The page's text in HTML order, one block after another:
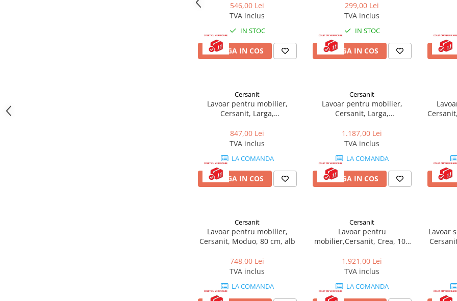
Usi culisante
546,00 Lei
TVA inclus
IN STOC
ADAUGA IN COS
299,00 Lei
TVA inclus
IN STOC
ADAUGA IN COS
Cersanit
Lavoar pentru mobilier,
Cersanit, Larga,
847,00 Lei
TVA inclus
LA COMANDA
ADAUGA IN COS
Cersanit
Lavoar pentru mobilier,
Cersanit, Larga,
1.187,00 Lei
TVA inclus
LA COMANDA
ADAUGA IN COS
Cersanit
Lavoar pentru mobilier,
Cersanit, Moduo, 80 cm, alb
748,00 Lei
TVA inclus
LA COMANDA
Cersanit
Lavoar pentru
mobilier,Cersanit, Crea, 100
1.921,00 Lei
TVA inclus
LA COMANDA
Lavoar